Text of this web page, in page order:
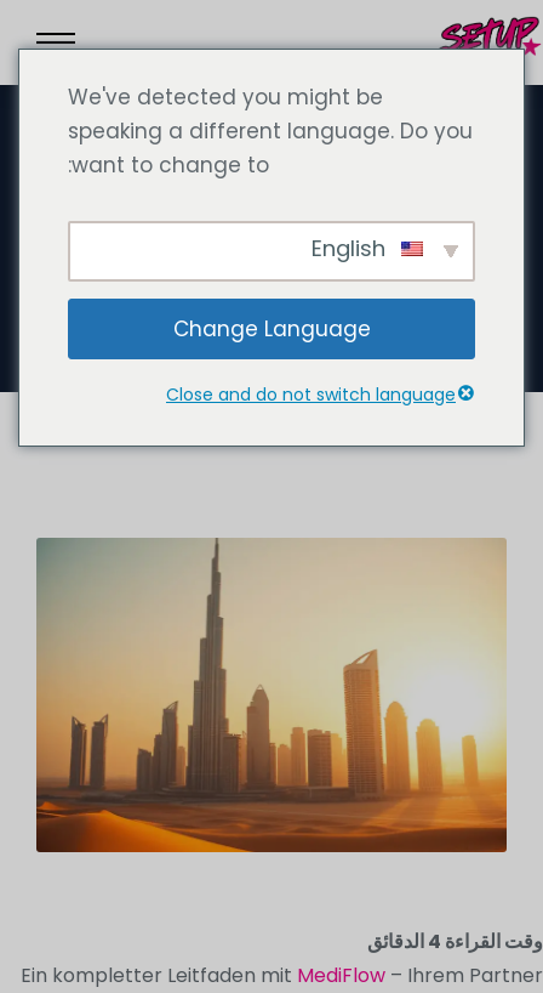
Lizenzierung von Ärzten in
Dubai und den Vereinigten
Arabischen Emiraten (VAE)
وقت القراءة 4الدقائق
Ein kompletter Leitfaden mit MediFlow – Ihrem Partner
We've detected you might be
speaking a different language. Do you
want to change to:
Change Language
Close and do not switch language